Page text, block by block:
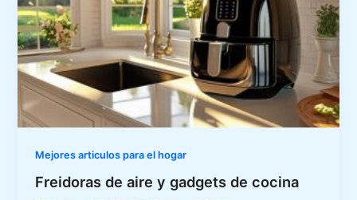
Mejores articulos para el hogar
Freidoras de aire y gadgets de cocina